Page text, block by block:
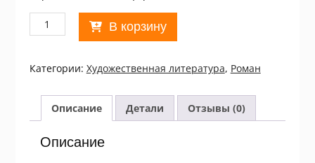
Количество
товара
Лоуренс.
Любовник
леди
Чаттерлей
В корзину
Категории: Xудожественная литература, Роман
Описание Детали Отзывы (0)
Описание